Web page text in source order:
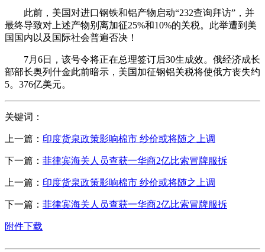
此前，美国对进口钢铁和铝产物启动“232查询拜访”，并
最终导致对上述产物别离加征25%和10%的关税。此举遭到美
国国内以及国际社会普遍否决！
7月6日，该号令将正在总理签订后30生成效。俄经济成长
部部长奥列什金此前暗示，美国加征钢铝关税将使俄方丧失约
5。376亿美元。
关键词：
上一篇： 印度货泉政策影响棉市 纱价或将随之上调
下一篇： 菲律宾海关人员查获一华商2亿比索冒牌服拆
上一篇： 印度货泉政策影响棉市 纱价或将随之上调
下一篇： 菲律宾海关人员查获一华商2亿比索冒牌服拆
附件下载